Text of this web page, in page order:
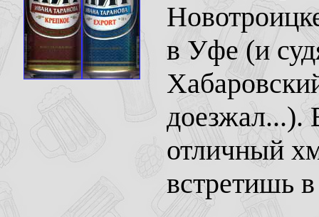
в Уфе (и
доезжал...).
отличный
встретишь